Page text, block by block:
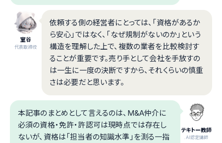
室谷
代表取締役
依頼する側の経営者にとっては、「資格があるか
ら安心」ではなく、「なぜ規制がないのか」という
構造を理解した上で、複数の業者を比較検討す
ることが重要です。売り手として会社を手放すの
は一生に一度の決断ですから、それくらいの慎重
さは必要だと思います。
テキトー教師
.AI認定講師
本記事のまとめとして言えるのは、M&A仲介に
必須の資格・免許・許認可は現時点では存在し
ないが、資格は「担当者の知識水準」を測る一指